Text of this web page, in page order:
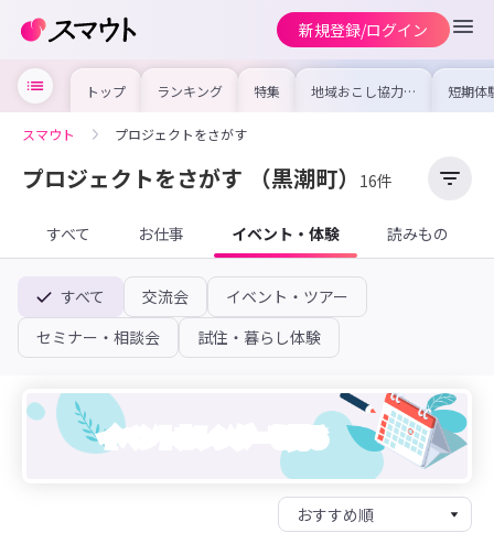
新規登録/ログイン
トップ ランキング 特集 地域おこし協力隊
の求人やイベント
を集めました！仕
けよう
短期体
り〜数
域を知
スマウト プロジェクトをさがす
プロジェクトをさがす （黒潮町） 16件
すべて お仕事 イベント・体験 読みもの
すべて 交流会
イベント・ツアー
セミナー・相談会
試住・暮らし体験
イベントカレンダーを見る